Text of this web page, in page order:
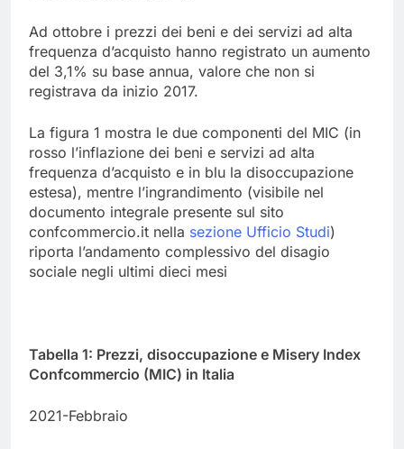
Ad ottobre i prezzi dei beni e dei servizi ad alta
frequenza d’acquisto hanno registrato un aumento
del 3,1% su base annua, valore che non si
registrava da inizio 2017.
La figura 1 mostra le due componenti del MIC (in
rosso l’inflazione dei beni e servizi ad alta
frequenza d’acquisto e in blu la disoccupazione
estesa), mentre l’ingrandimento (visibile nel
documento integrale presente sul sito
confcommercio.it nella sezione Ufficio Studi)
riporta l’andamento complessivo del disagio
sociale negli ultimi dieci mesi
Tabella 1: Prezzi, disoccupazione e Misery Index
Confcommercio (MIC) in Italia
2021-Febbraio